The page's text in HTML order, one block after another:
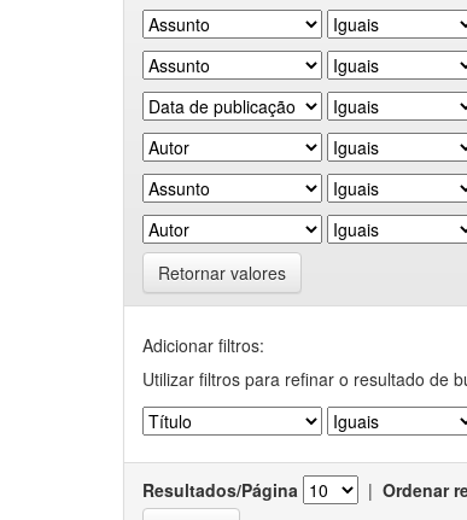
Retornar valores
Adicionar filtros:
Utilizar filtros para refinar o resultado de
Resultados/Página | Ordenar